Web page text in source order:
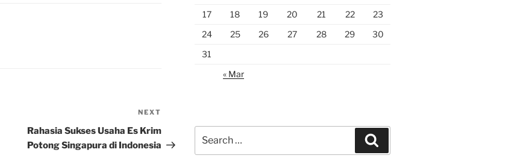
Post
NEXT
Rahasia Sukses Usaha Es Krim
Potong Singapura di Indonesia
17
18 19 20 21 22
23
24
25 26 27 28 29
30
31
« Mar
for: